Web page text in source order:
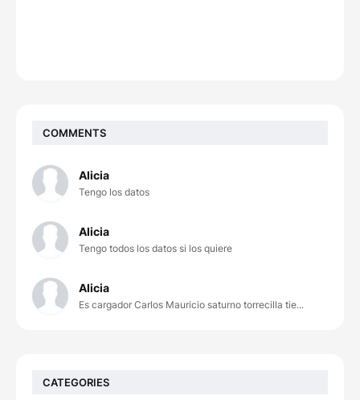
COMMENTS
Alicia
Tengo los datos
Alicia
Tengo todos los datos si los quiere
Alicia
Es cargador Carlos Mauricio saturno torrecilla tie...
CATEGORIES